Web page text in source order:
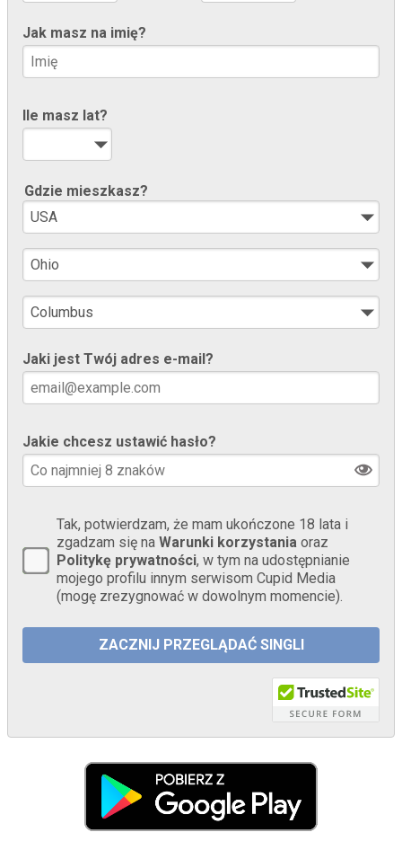
Jak masz na imię?
Ile masz lat?
Gdzie mieszkasz?
Jaki jest Twój adres e-mail?
Jakie chcesz ustawić hasło?
Tak, potwierdzam, że mam ukończone 18 lata i
zgadzam się na Warunki korzystania oraz
Politykę prywatności, w tym na udostępnianie
mojego profilu innym serwisom Cupid Media
(mogę zrezygnować w dowolnym momencie).